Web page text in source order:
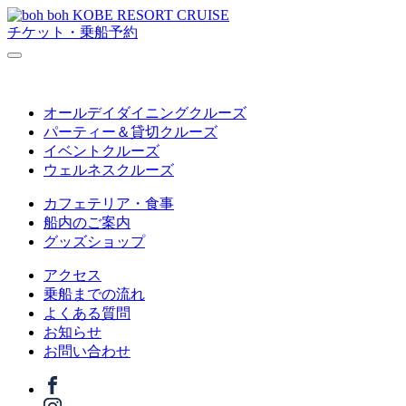
チケット・乗船予約
オールデイダイニングクルーズ
パーティー＆貸切クルーズ
イベントクルーズ
ウェルネスクルーズ
カフェテリア・食事
船内のご案内
グッズショップ
アクセス
乗船までの流れ
よくある質問
お知らせ
お問い合わせ